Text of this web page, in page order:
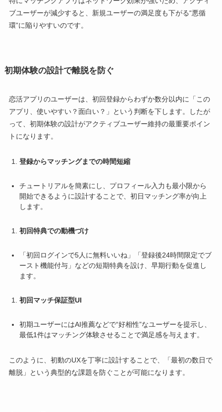
ブユーザーが減少すると、新規ユーザーの満足度も下がる“悪循
環”に陥りやすいのです。
初期体験の設計で離脱を防ぐ
恋活アプリのユーザーは、初回登録からわずか数分以内に「この
アプリ、使いやすい？面白い？」という判断を下します。したが
って、初期体験の設計がアクティブユーザー維持の最重要ポイン
トになります。
登録からマッチングまでの時間短縮
チュートリアルを簡素にし、プロフィール入力も最小限から
開始できるように設計することで、初日マッチング率が向上
します。
初回特典での動機づけ
「初回ログインで5人に無料いいね」「登録後24時間限定でブ
ースト機能付与」などの短期特典を設け、早期行動を促進し
ます。
初回マッチ保証型UI
初期ユーザーにはAI推薦などで“好相性”なユーザーを提示し、
最低1件はマッチング体験させることで満足感を与えます。
このように、初動のUXを丁寧に設計することで、「最初の数日で
離脱」という典型的な課題を防ぐことが可能になります。